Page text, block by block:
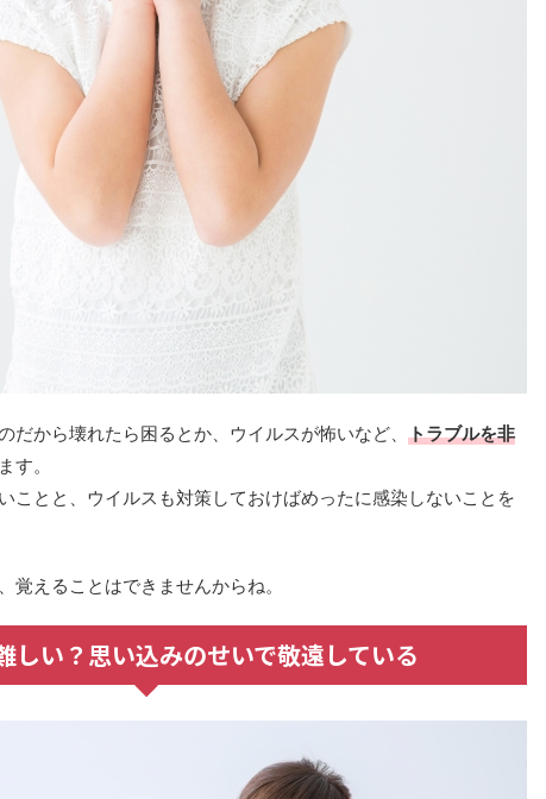
だから壊れたら困るとか、ウイルスが怖いなど、 トラブルを非
す。
ことと、ウイルスも対策しておけばめったに感染しないことを
覚えることはできませんからね。
しい？思い込みのせいで敬遠している